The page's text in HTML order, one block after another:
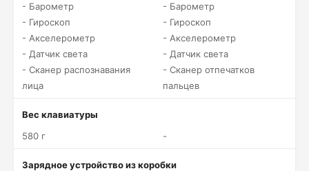
- Барометр
- Гироскоп
- Акселерометр
- Датчик света
- Сканер распознавания
лица
- Барометр
- Гироскоп
- Акселерометр
- Датчик света
- Сканер отпечатков
пальцев
Вес клавиатуры
580 г
-
Зарядное устройство из коробки